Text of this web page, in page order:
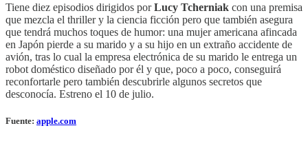
Tiene diez episodios dirigidos porLucy Tcherniak con una premisa
que mezcla el thriller y la ciencia ficción pero que también asegura
que tendrá muchos toques de humor: una mujer americana afincada
en Japón pierde a su marido y a su hijo en un extraño accidente de
avión, tras lo cual la empresa electrónica de su marido le entrega un
robot doméstico diseñado por él y que, poco a poco, conseguirá
reconfortarle pero también descubrirle algunos secretos que
desconocía. Estreno el 10 de julio.
Fuente: apple.com